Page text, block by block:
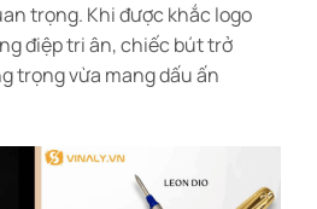
trọng. Khi được khắc logo
điệp tri ân, chiếc bút trở
trọng vừa mang dấu ấn